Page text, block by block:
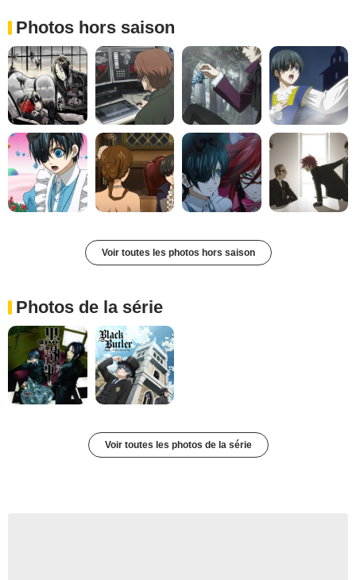
Photos hors saison
Voir toutes les photos hors saison
Photos de la série
Voir toutes les photos de la série